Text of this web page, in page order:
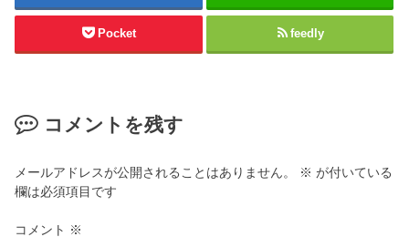
Pocket feedly
コメントを残す
メールアドレスが公開されることはありません。 ※ が付いている
欄は必須項目です
コメント ※